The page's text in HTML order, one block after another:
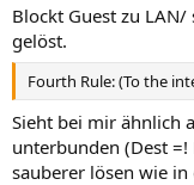
Blockt Guest zu
gelöst.
Fourth Rule: (To the
Sieht bei mir ähnlich
unterbunden (Dest
sauberer lösen wie